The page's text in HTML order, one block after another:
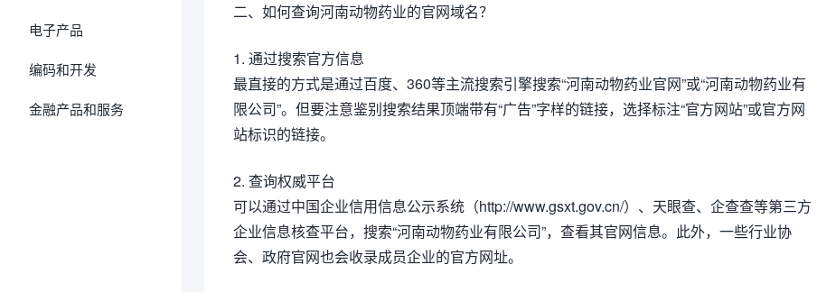
电子产品
编码和开发
金融产品和服务
二、如何查询河南动物药业的官网域名？
1. 通过搜索官方信息
最直接的方式是通过百度、360等主流搜索引擎搜索“河南动物药业官网”或“河南动物药业有
限公司”。但要注意鉴别搜索结果顶端带有“广告”字样的链接，选择标注“官方网站”或官方网
站标识的链接。
2. 查询权威平台
可以通过中国企业信用信息公示系统（http://www.gsxt.gov.cn/）、天眼查、企查查等第三方
企业信息核查平台，搜索“河南动物药业有限公司”，查看其官网信息。此外，一些行业协
会、政府官网也会收录成员企业的官方网址。